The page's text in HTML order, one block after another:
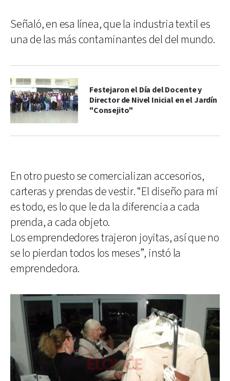
Señaló, en esa línea, que la industria textil es
una de las más contaminantes del del mundo.
Festejaron el Día del Docente y
Director de Nivel Inicial en el Jardín
"Consejito"
En otro puesto se comercializan accesorios,
carteras y prendas de vestir. “El diseño para mí
es todo, es lo que le da la diferencia a cada
prenda, a cada objeto.
Los emprendedores trajeron joyitas, así que no
se lo pierdan todos los meses”, instó la
emprendedora.